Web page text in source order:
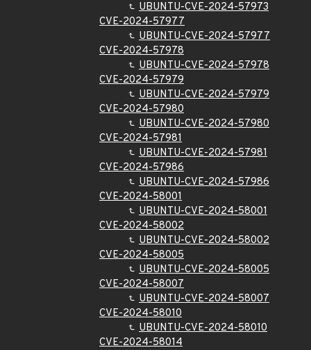
UBUNTU-CVE-2024-57973
CVE-2024-57977
UBUNTU-CVE-2024-57977
CVE-2024-57978
UBUNTU-CVE-2024-57978
CVE-2024-57979
UBUNTU-CVE-2024-57979
CVE-2024-57980
UBUNTU-CVE-2024-57980
CVE-2024-57981
UBUNTU-CVE-2024-57981
CVE-2024-57986
UBUNTU-CVE-2024-57986
CVE-2024-58001
UBUNTU-CVE-2024-58001
CVE-2024-58002
UBUNTU-CVE-2024-58002
CVE-2024-58005
UBUNTU-CVE-2024-58005
CVE-2024-58007
UBUNTU-CVE-2024-58007
CVE-2024-58010
UBUNTU-CVE-2024-58010
CVE-2024-58014